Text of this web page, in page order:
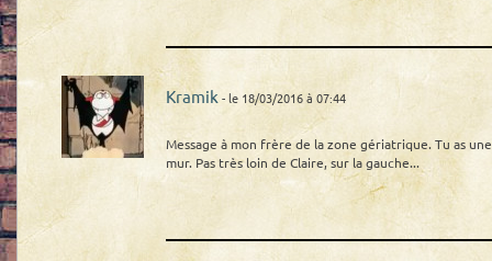
Kramik - le 18/03/2016 à 07:44
Message à mon frère de la zone gériatrique. Tu as
mur. Pas très loin de Claire, sur la gauche...